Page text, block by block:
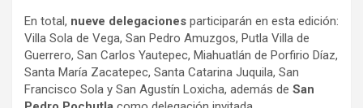
En total, nueve delegaciones participarán en esta edición:
Villa Sola de Vega, San Pedro Amuzgos, Putla Villa de
Guerrero, San Carlos Yautepec, Miahuatlán de Porfirio Díaz,
Santa María Zacatepec, Santa Catarina Juquila, San
Francisco Sola y San Agustín Loxicha, además de San